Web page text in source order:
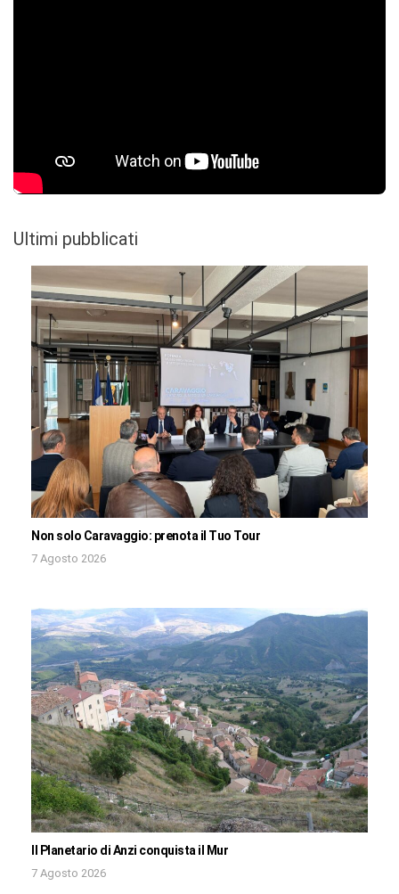
Ultimi pubblicati
Non solo Caravaggio: prenota il Tuo Tour
7 Agosto 2026
Il Planetario di Anzi conquista il Mur
7 Agosto 2026